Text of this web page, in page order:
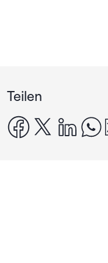
Teilen
facebook
x